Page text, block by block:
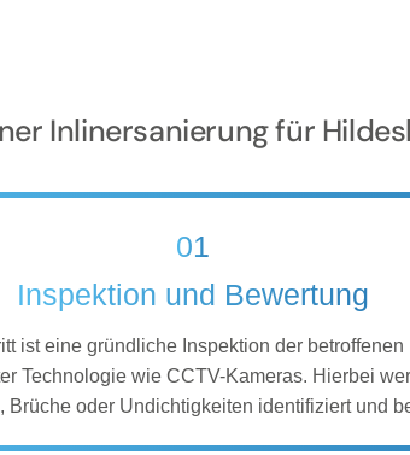
Inlinersanierung für
01
Inspektion und Bewertung
ist eine gründliche Inspektion der
Technologie wie CCTV-Kameras. Hierbei
Brüche oder Undichtigkeiten identifiziert und